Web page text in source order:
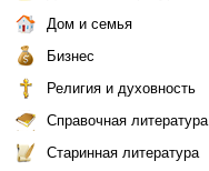
Дом и семья
Бизнес
Религия и духовность
Справочная литература
Старинная литература